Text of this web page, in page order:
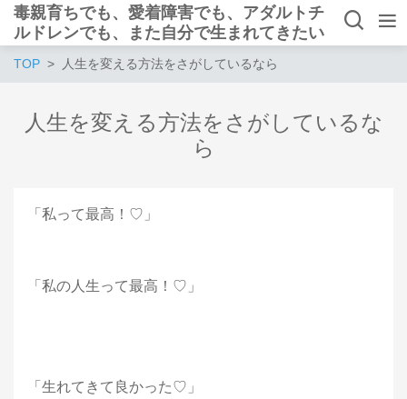
毒親育ちでも、愛着障害でも、アダルトチ
ルドレンでも、また自分で生まれてきたい
と思えるようになれる
TOP 人生を変える方法をさがしているなら
人生を変える方法をさがしているな
ら
「私って最高！♡」
「私の人生って最高！♡」
「生れてきて良かった♡」